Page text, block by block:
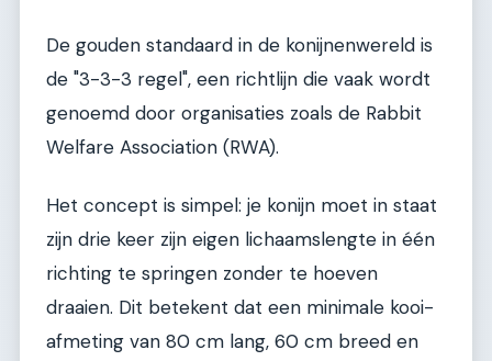
De gouden standaard in de konijnenwereld is
de "3-3-3 regel", een richtlijn die vaak wordt
genoemd door organisaties zoals de Rabbit
Welfare Association (RWA).
Het concept is simpel: je konijn moet in staat
zijn drie keer zijn eigen lichaamslengte in één
richting te springen zonder te hoeven
draaien. Dit betekent dat een minimale kooi-
afmeting van 80 cm lang, 60 cm breed en